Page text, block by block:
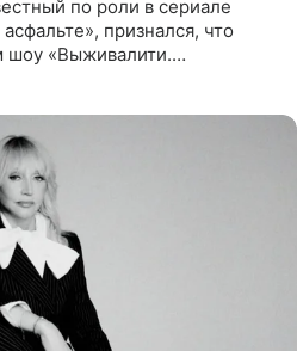
по роли в сериале
признался, что
шоу «Выживалити.